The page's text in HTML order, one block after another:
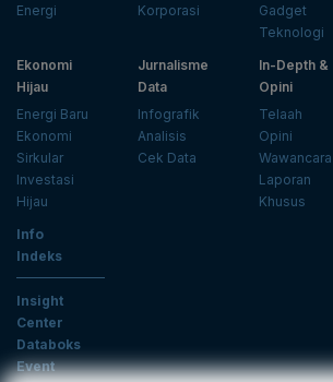
Energi
Korporasi
Gadget
Teknologi
Ekonomi
Hijau
Energi Baru
Ekonomi
Sirkular
Investasi
Hijau
Jurnalisme
Data
Infografik
Analisis
Cek Data
In-Depth &
Opini
Telaah
Opini
Wawancara
Laporan
Khusus
Info
Indeks
Insight
Center
Databoks
Event